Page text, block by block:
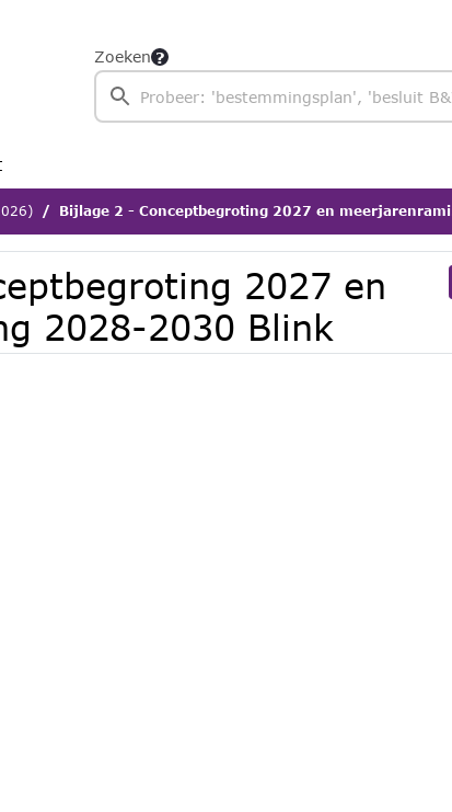
Zoeken
Bijlage 2 - Conceptbegroting 2027 en meerjarenraming 2028-2030 Blink
2027 en
2028-2030 Blink